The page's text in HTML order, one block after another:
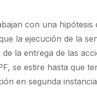
con una hipótesis
la ejecución de la
la entrega de las
se estire hasta que
en segunda